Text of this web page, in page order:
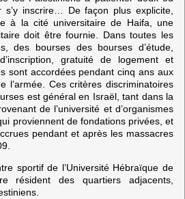
inscrire… De façon plus explicite,
à la cité universitaire de Haifa, une
doit être fournie. Dans toutes les
des bourses des bourses d’étude,
gratuité de logement et
sont accordées pendant cinq ans aux
l’armée. Ces critères discriminatoires
est général en Israël, tant dans la
de l’université et d’organismes
proviennent de fondations privées, et
pendant et après les massacres
sportif de l’Université Hébraïque de
résident des quartiers adjacents,